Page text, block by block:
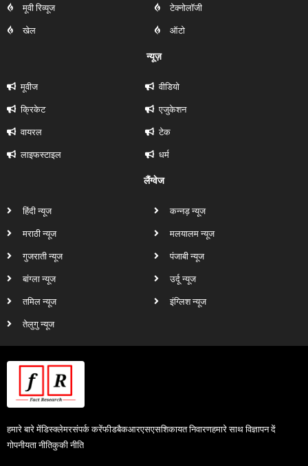
मूवी रिव्यूज
खेल
टेक्नोलॉजी
ऑटो
न्यूज़
मूवीज
क्रिकेट
वायरल
लाइफस्टाइल
वीडियो
एजुकेशन
टेक
धर्म
लैंग्वेज
हिंदी न्यूज
मराठी न्यूज
गुजराती न्यूज
बांग्ला न्यूज
तमिल न्यूज
तेलुगु न्यूज
कन्नड़ न्यूज
मलयालम न्यूज
पंजाबी न्यूज
उर्दू न्यूज
इंग्लिश न्यूज
हमारे बारे मेंडिस्क्लेमरसंपर्क करेंफीडबैकआरएसएसशिकायत निवारणहमारे साथ विज्ञापन दें
गोपनीयता नीतिकुकी नीति